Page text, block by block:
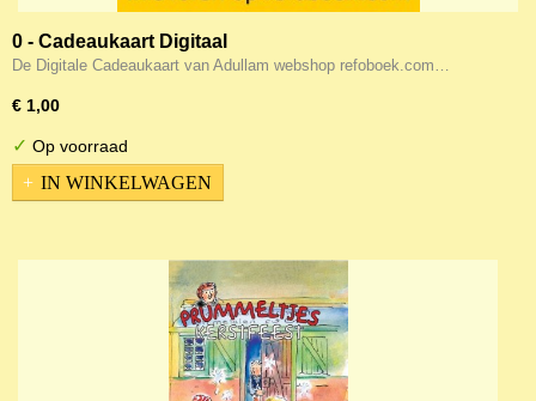
0 - Cadeaukaart Digitaal
De Digitale Cadeaukaart van Adullam webshop refoboek.com…
€ 1,00
✓ Op voorraad
IN WINKELWAGEN